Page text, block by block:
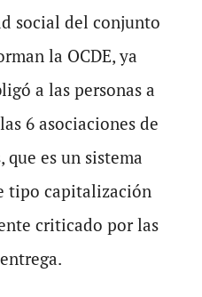
social del conjunto
la OCDE, ya
a las personas a
6 asociaciones de
que es un sistema
tipo capitalización
criticado por las